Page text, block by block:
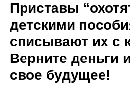
Приставы
детскими
списывают их с
Верните деньги
свое будущее!